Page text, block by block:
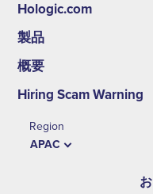
Hologic.com
製品
概要
Hiring Scam Warning
Region
APAC